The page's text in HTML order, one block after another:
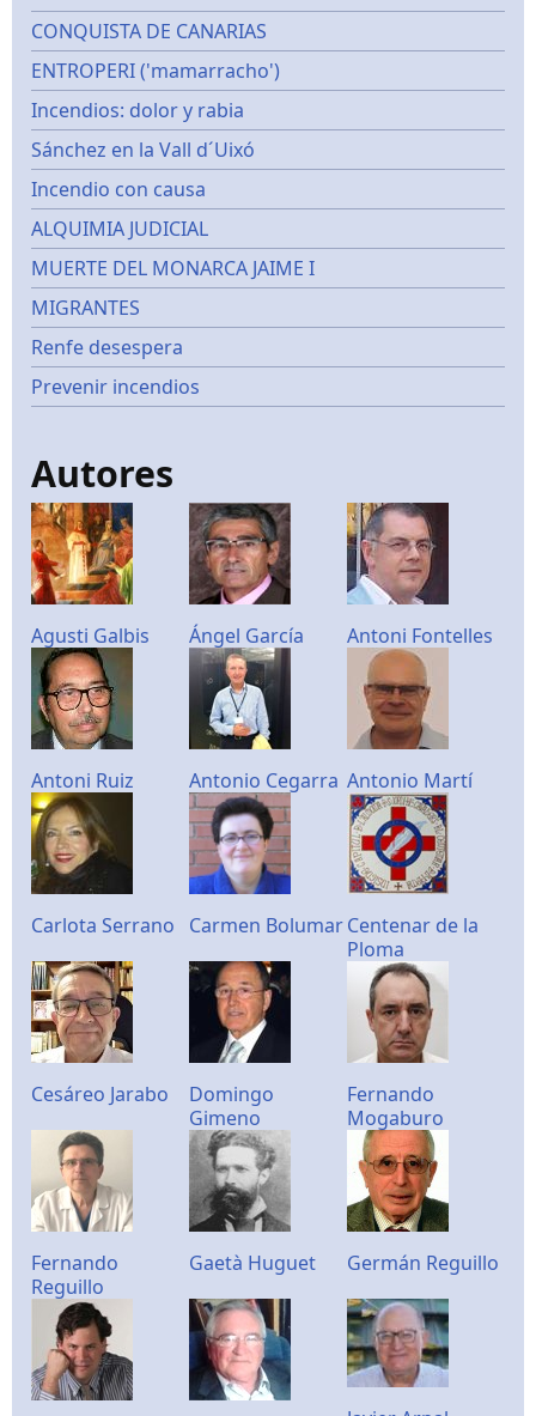
CONQUISTA DE CANARIAS
ENTROPERI ('mamarracho')
Incendios: dolor y rabia
Sánchez en la Vall d´Uixó
Incendio con causa
ALQUIMIA JUDICIAL
MUERTE DEL MONARCA JAIME I
MIGRANTES
Renfe desespera
Prevenir incendios
Autores
Agusti Galbis Ángel García Antoni Fontelles
Antoni Ruiz Antonio Cegarra Antonio Martí
Carlota Serrano Carmen BolumarCentenar de la
Ploma
Cesáreo Jarabo
Domingo
Gimeno
Fernando
Mogaburo
Fernando
Reguillo
Gaetà Huguet Germán Reguillo